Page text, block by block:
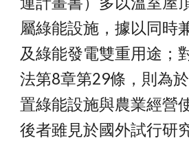
屬綠能設施，據以同時
及綠能發電雙重用途；
法第8章第29條，則為
置綠能設施與農業經營
後者雖見於國外試行研